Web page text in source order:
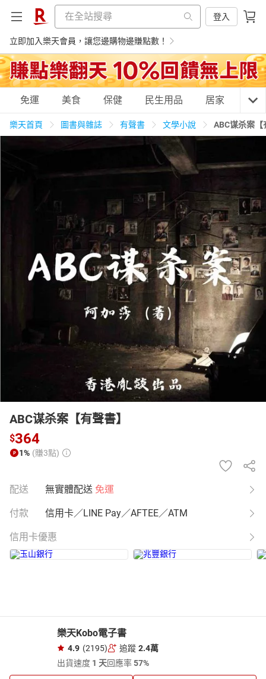
登入
立即加入樂天會員，讓您邊購物邊賺點數！
購物網分類
養生保健
3C家電 運動休閒 親子玩具
女裝 男裝 化妝保養 情趣用品
電子/紙本書
HOT
免運 美食 保健 民生用品 居家 3C
樂天首頁 圖書與雜誌 有聲書 文學小說 ABC谋杀案【
ABC谋杀案【有聲書】
$364
1% (賺3點)
配送 無實體配送 免運
付款 信用卡／LINE Pay／AFTEE／ATM
信用卡優惠
樂天Kobo電子書
4.9 (2195) 追蹤 2.4萬
出貨速度 1 天回應率57%